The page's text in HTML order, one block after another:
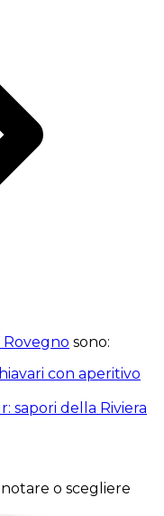
sono:
con aperitivo
sapori della Riviera
o scegliere